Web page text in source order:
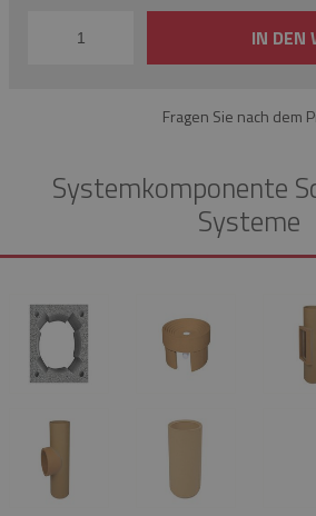
IN DEN
Fragen Sie nach dem
Systemkomponente
Systeme